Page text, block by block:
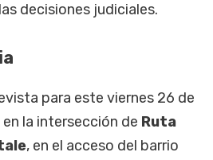
decisiones judiciales.
para este viernes 26 de
en la intersección de Ruta
, en el acceso del barrio